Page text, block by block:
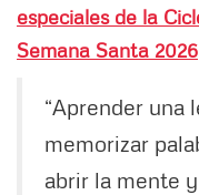
especiales de la
Semana Santa 2026
“Aprender una
memorizar
abrir la mente